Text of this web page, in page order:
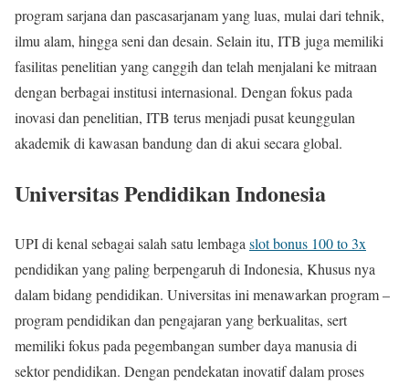
program sarjana dan pascasarjanam yang luas, mulai dari tehnik,
ilmu alam, hingga seni dan desain. Selain itu, ITB juga memiliki
fasilitas penelitian yang canggih dan telah menjalani ke mitraan
dengan berbagai institusi internasional. Dengan fokus pada
inovasi dan penelitian, ITB terus menjadi pusat keunggulan
akademik di kawasan bandung dan di akui secara global.
Universitas Pendidikan Indonesia
UPI di kenal sebagai salah satu lembaga slot bonus 100 to 3x
pendidikan yang paling berpengaruh di Indonesia, Khusus nya
dalam bidang pendidikan. Universitas ini menawarkan program –
program pendidikan dan pengajaran yang berkualitas, sert
memiliki fokus pada pegembangan sumber daya manusia di
sektor pendidikan. Dengan pendekatan inovatif dalam proses